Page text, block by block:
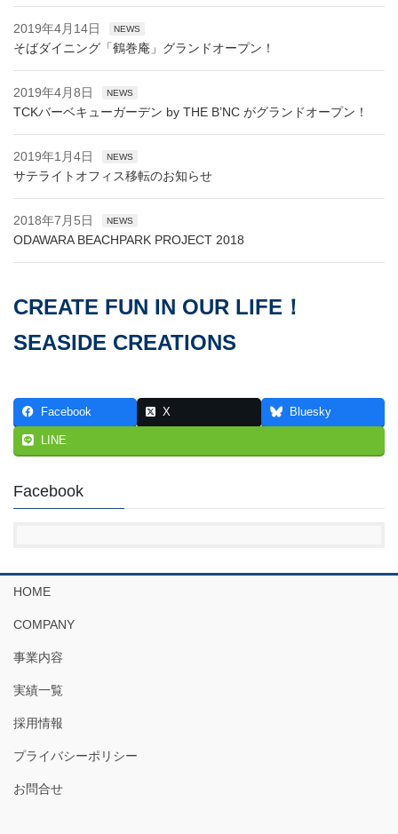
2019年4月14日 NEWS
そばダイニング「鶴巻庵」グランドオープン！
2019年4月8日 NEWS
TCKバーベキューガーデン by THE B’NC がグランドオープン！
2019年1月4日 NEWS
サテライトオフィス移転のお知らせ
2018年7月5日 NEWS
ODAWARA BEACHPARK PROJECT 2018
CREATE FUN IN OUR LIFE！
SEASIDE CREATIONS
Facebook X Bluesky
LINE
Facebook
HOME
COMPANY
事業内容
実績一覧
採用情報
プライバシーポリシー
お問合せ